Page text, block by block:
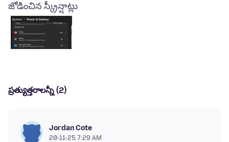
జోడించిన స్క్రీన్షాట్లు
ప్రత్యుత్తరాలన్నీ (2)
Jordan Cote
20-11-25 7:29 AM